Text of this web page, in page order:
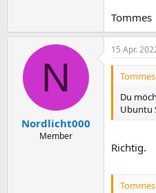
Tommes
N
Nordlicht000
Member
15 Apr.
Du
Ubuntu
Richtig.